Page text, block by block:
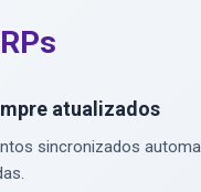
atualizados
sincronizados